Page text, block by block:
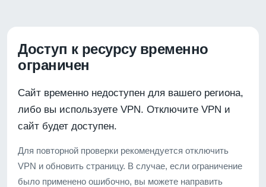
Доступ к ресурсу временно
ограничен
Сайт временно недоступен для вашего региона,
либо вы используете VPN. Отключите VPN и
сайт будет доступен.
Для повторной проверки рекомендуется отключить
VPN и обновить страницу. В случае, если ограничение
было применено ошибочно, вы можете направить